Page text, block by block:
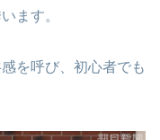
ます。
を呼び、初心者でも